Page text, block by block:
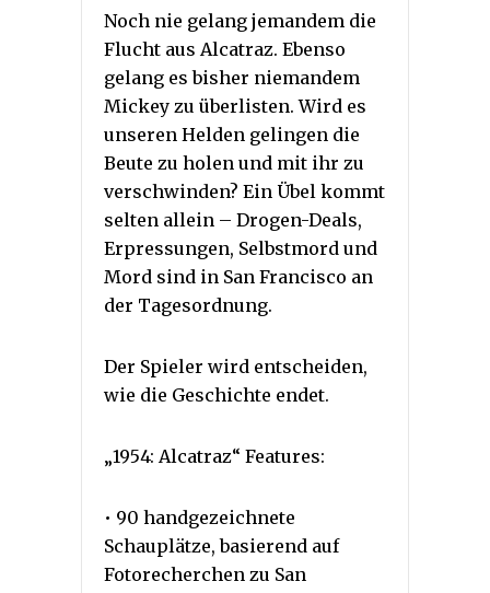
Noch nie gelang jemandem die
Flucht aus Alcatraz. Ebenso
gelang es bisher niemandem
Mickey zu überlisten. Wird es
unseren Helden gelingen die
Beute zu holen und mit ihr zu
verschwinden? Ein Übel kommt
selten allein – Drogen-Deals,
Erpressungen, Selbstmord und
Mord sind in San Francisco an
der Tagesordnung.
Der Spieler wird entscheiden,
wie die Geschichte endet.
„1954: Alcatraz“ Features:
• 90 handgezeichnete
Schauplätze, basierend auf
Fotorecherchen zu San